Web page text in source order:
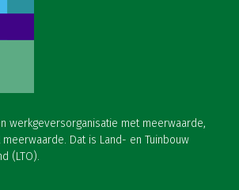
werkgeversorganisatie met meerwaarde,
Dat is Land- en Tuinbouw
(LTO).